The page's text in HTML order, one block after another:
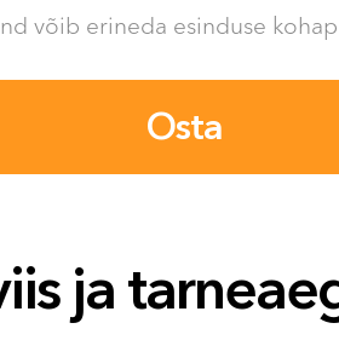
võib erineda esinduse
Osta
ja